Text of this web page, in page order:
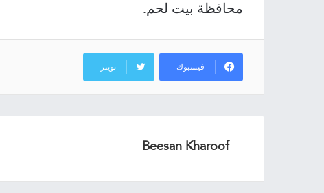
محافظة بيت لحم.
فيسبوك تويتر
Beesan Kharoof